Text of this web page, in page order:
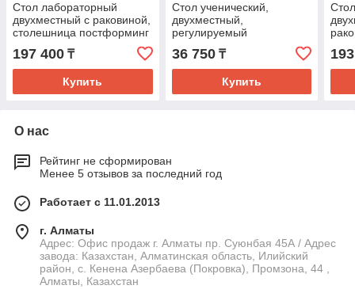
Стол лабораторный
двухместный с раковиной,
столешница постформинг
25мм. 1400х600х760 (h)
197 400 ₸
Купить
Стол ученический,
двухместный,
регулируемый
1200х500х700/760 (h)
36 750₸
Купить
(h)
О нас
Рейтинг не сформирован
Менее 5 отзывов за последний год
Работает с 11.01.2013
г. Алматы
Адрес: Офис продаж г. Алматы пр. Суюнбая 45А / Адрес
завода: Казахстан, Алматинская область, Илийский
район, ​с. Кенена Азербаева (Покровка), Промзона, 44​ ,
Алматы, Казахстан